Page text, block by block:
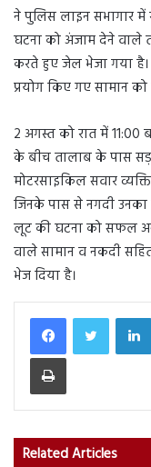
ने पुलिस लाइन सभागार
घटना को अंजाम देने वाले
करते हुए जेल भेजा गया
प्रयोग किए गए सामान
2 अगस्त को रात में 11:00
के बीच तालाब के पास
मोटरसाइकिल सवार
जिनके पास से नगदी
लूट की घटना को सफल
वाले सामान व नकदी
भेज दिया है।
Print
Related Articles